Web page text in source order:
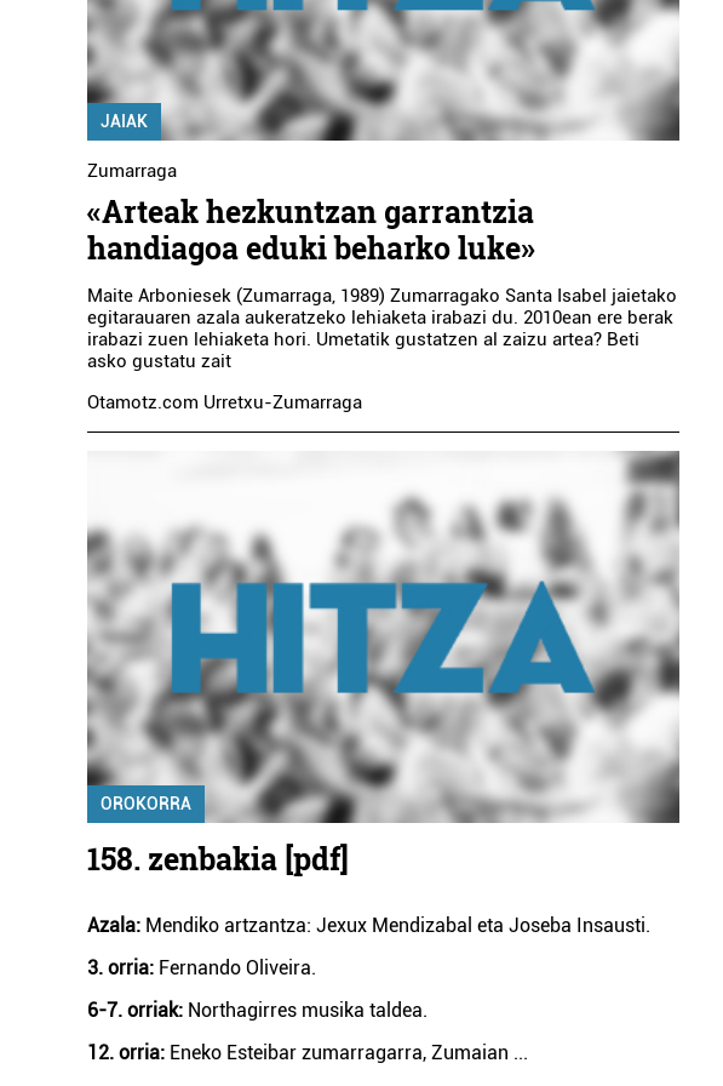
JAIAK
Zumarraga
«Arteak hezkuntzan garrantzia
handiagoa eduki beharko luke»
Maite Arboniesek (Zumarraga, 1989) Zumarragako Santa Isabel jaietako
egitarauaren azala aukeratzeko lehiaketa irabazi du. 2010ean ere berak
irabazi zuen lehiaketa hori. Umetatik gustatzen al zaizu artea? Beti
asko gustatu zait
Otamotz.com Urretxu-Zumarraga
OROKORRA
158. zenbakia [pdf]
Azala: Mendiko artzantza: Jexux Mendizabal eta Joseba Insausti.
3. orria: Fernando Oliveira.
6-7. orriak: Northagirres musika taldea.
12. orria: Eneko Esteibar zumarragarra, Zumaian ...